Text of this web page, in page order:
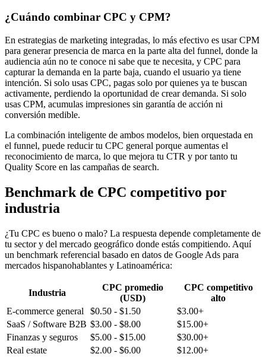
¿Cuándo combinar CPC y CPM?
En estrategias de marketing integradas, lo más efectivo es usar CPM
para generar presencia de marca en la parte alta del funnel, donde la
audiencia aún no te conoce ni sabe que te necesita, y CPC para
capturar la demanda en la parte baja, cuando el usuario ya tiene
intención. Si solo usas CPC, pagas solo por quienes ya te buscan
activamente, perdiendo la oportunidad de crear demanda. Si solo
usas CPM, acumulas impresiones sin garantía de acción ni
conversión medible.
La combinación inteligente de ambos modelos, bien orquestada en
el funnel, puede reducir tu CPC general porque aumentas el
reconocimiento de marca, lo que mejora tu CTR y por tanto tu
Quality Score en las campañas de search.
Benchmark de CPC competitivo por
industria
¿Tu CPC es bueno o malo? La respuesta depende completamente de
tu sector y del mercado geográfico donde estás compitiendo. Aquí
un benchmark referencial basado en datos de Google Ads para
mercados hispanohablantes y Latinoamérica:
Industria
CPC promedio
(USD)
CPC competitivo
alto
E-commerce general
$0.50 - $1.50
$3.00+
SaaS / Software B2B $3.00 - $8.00
$15.00+
Finanzas y seguros
$5.00 - $15.00
$30.00+
Real estate
$2.00 - $6.00
$12.00+